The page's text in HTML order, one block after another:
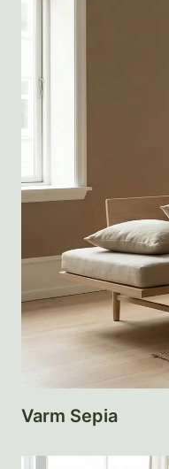
Varm Sepia